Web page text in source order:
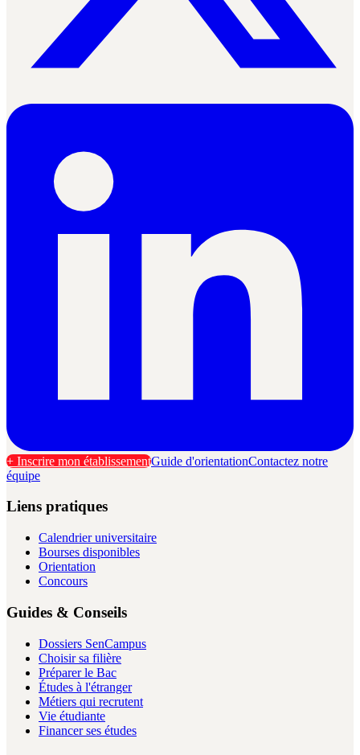
+ Inscrire mon établissementGuide d'orientationContactez notre
équipe
Liens pratiques
Calendrier universitaire
Bourses disponibles
Orientation
Concours
Guides & Conseils
Dossiers SenCampus
Choisir sa filière
Préparer le Bac
Études à l'étranger
Métiers qui recrutent
Vie étudiante
Financer ses études